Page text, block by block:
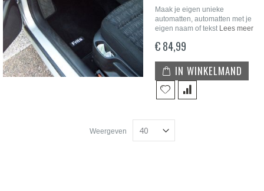
Maak je eigen unieke
automatten, automatten met je
eigen naam of tekst Lees meer
€ 84,99
IN WINKELMAND
Weergeven